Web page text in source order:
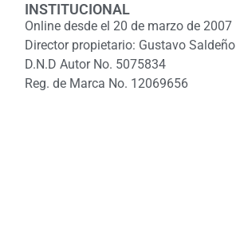
INSTITUCIONAL
Online desde el 20 de marzo de 2007
Director propietario: Gustavo Saldeño
D.N.D Autor No. 5075834
Reg. de Marca No. 12069656